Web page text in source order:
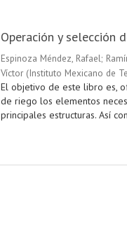
Operación y selección
Espinoza Méndez, Rafael;
Víctor (Instituto Mexicano de
El objetivo de este libro es,
de riego los elementos
principales estructuras. Así